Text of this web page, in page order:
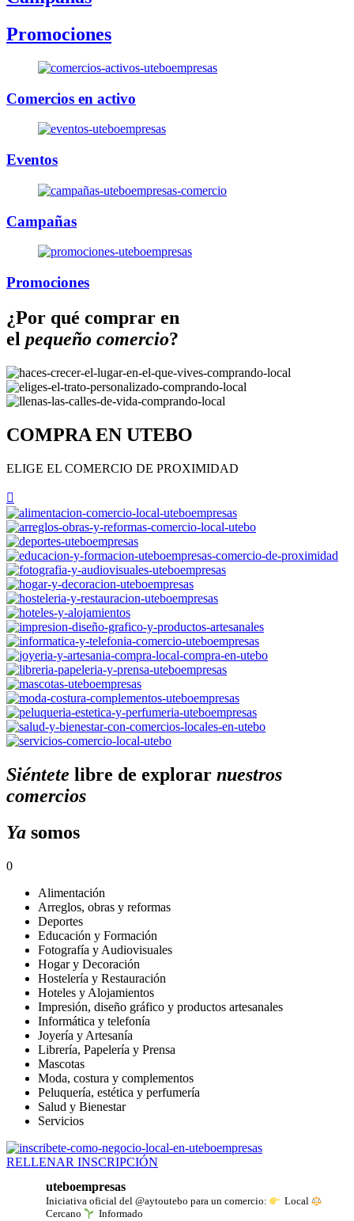
Promociones
Comercios en activo
Eventos
Campañas
Promociones
¿Por qué comprar en
el pequeño comercio?
COMPRA EN UTEBO
ELIGE EL COMERCIO DE PROXIMIDAD
Siéntete libre de explorar nuestros
comercios
Ya somos
0
Alimentación
Arreglos, obras y reformas
Deportes
Educación y Formación
Fotografía y Audiovisuales
Hogar y Decoración
Hostelería y Restauración
Hoteles y Alojamientos
Impresión, diseño gráfico y productos artesanales
Informática y telefonía
Joyería y Artesanía
Librería, Papelería y Prensa
Mascotas
Moda, costura y complementos
Peluquería, estética y perfumería
Salud y Bienestar
Servicios
RELLENAR INSCRIPCIÓN
uteboempresas
Iniciativa oficial del @aytoutebo para un comercio:
Local
Cercano
Informado